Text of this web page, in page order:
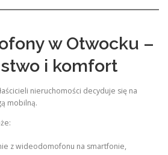
w Otwocku –
i komfort
nieruchomości decyduje się na
mobilną.
z wideodomofonu na smartfonie,